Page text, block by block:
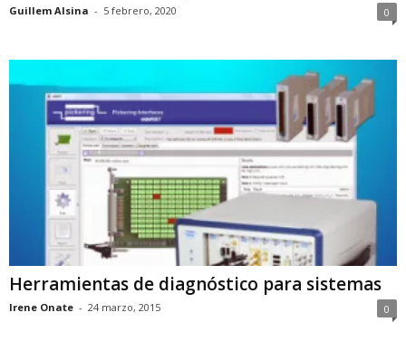
Guillem Alsina - 5 febrero, 2020 0
Herramientas de diagnóstico para sistemas
Irene Onate - 24 marzo, 2015 0